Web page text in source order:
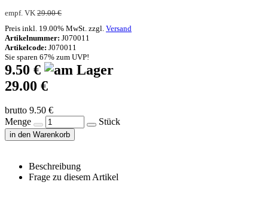
empf. VK 29.00 €
Preis inkl. 19.00% MwSt. zzgl. Versand
Artikelnummer: J070011
Artikelcode: J070011
Sie sparen 67% zum UVP!
9.50 €
29.00 €
brutto 9.50 €
Menge
Stück
in den Warenkorb
Beschreibung
Frage zu diesem Artikel